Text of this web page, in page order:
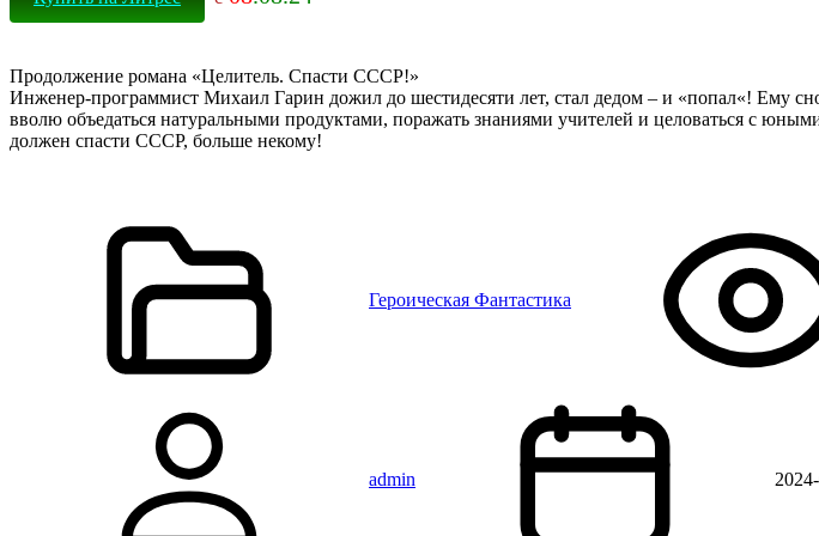
Продолжение романа «Целитель. Спасти СССР!»
Инженер-программист Михаил Гарин дожил до шестидесяти лет, стал дедом – и «попал«! Ему
вволю объедаться натуральными продуктами, поражать знаниями учителей и целоваться с
должен спасти СССР, больше некому!
Героическая Фантастика
admin